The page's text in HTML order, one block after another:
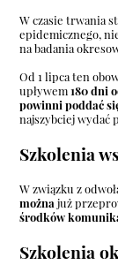
W czasie trwania
epidemicznego,
na badania
Od 1 lipca ten
upływem180 dni
powinni poddać
najszybciej wydać
Szkolenia
W związku z
możnajuż
środków
Szkolenia